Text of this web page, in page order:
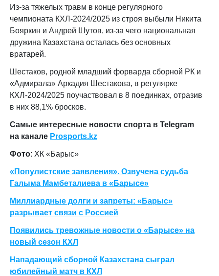
Из-за тяжелых травм в конце регулярного
чемпионата КХЛ-2024/2025 из строя выбыли Никита
Бояркин и Андрей Шутов, из-за чего национальная
дружина Казахстана осталась без основных
вратарей.
Шестаков, родной младший форварда сборной РК и
«Адмирала» Аркадия Шестакова, в регулярке
КХЛ-2024/2025 поучаствовал в 8 поединках, отразив
в них 88,1% бросков.
Самые интересные новости спорта в Telegram
на канале Prosports.kz
Фото: ХК «Барыс»
«Популистские заявления». Озвучена судьба
Галыма Мамбеталиева в «Барысе»
Миллиардные долги и запреты: «Барыс»
разрывает связи с Россией
Появились тревожные новости о «Барысе» на
новый сезон КХЛ
Нападающий сборной Казахстана сыграл
юбилейный матч в КХЛ